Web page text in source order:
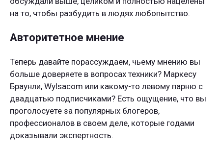
на то, чтобы разбудить в людях любопытство.
Авторитетное мнение
Теперь давайте порассуждаем, чьему мнению вы
больше доверяете в вопросах техники? Маркесу
Браунли, Wylsacom или какому-то левому парню с
двадцатью подписчиками? Есть ощущение, что вы
проголосуете за популярных блогеров,
профессионалов в своем деле, которые годами
доказывали экспертность.